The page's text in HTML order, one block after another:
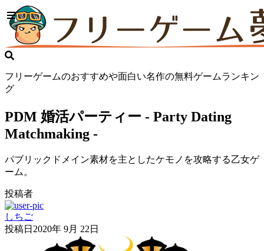
フリーゲームのおすすめや面白い名作の無料ゲームランキン
グ
PDM 婚活パーティー - Party Dating
Matchmaking -
パブリックドメイン素材を主としたケモノを攻略する乙女ゲ
ーム。
投稿者
しちご
投稿日 2020年 9月 22日